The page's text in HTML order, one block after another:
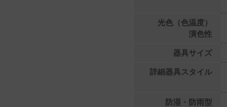
光色（色温度）
演色性
器具サイズ
詳細器具スタイル
防湿・防雨型
温白色（3500K）
φ75（埋込穴）
軒下用ダウンライト・ポーチ
防雨型